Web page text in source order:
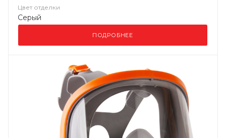
Цвет отделки
Серый
ПОДРОБНЕЕ